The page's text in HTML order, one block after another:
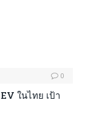
0
ในไทย เป้า